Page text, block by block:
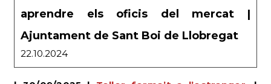
22.10.2024
| 30/09/2025 |Taller forma’t a l’estranger
L’Ajuntament promou l’educació internacional i la